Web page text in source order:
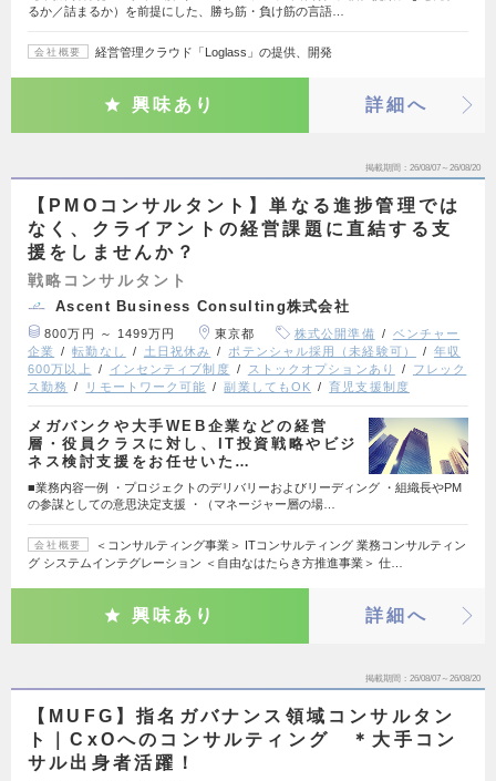
るか／詰まるか）を前提にした、勝ち筋・負け筋の言語…
会社概要 経営管理クラウド「Loglass」の提供、開発
興味あり 詳細へ
掲載期間 26/08/07～26/08/20
【PMOコンサルタント】単なる進捗管理では
なく、クライアントの経営課題に直結する支
援をしませんか？
戦略コンサルタント
Ascent Business Consulting株式会社
800万円 ～ 1499万円 東京都 株式公開準備
ベンチャー
企業
転勤なし 土日祝休み ポテンシャル採用（未経験可）
年収
600万以上
インセンティブ制度 ストックオプションあり
フレック
ス勤務
リモートワーク可能 副業してもOK 育児支援制度
メガバンクや大手WEB企業などの経営
層・役員クラスに対し、IT投資戦略やビジ
ネス検討支援をお任せいた…
■業務内容一例 ・プロジェクトのデリバリーおよびリーディング ・組織長やPM
の参謀としての意思決定支援 ・（マネージャー層の場…
会社概要
＜コンサルティング事業＞ ITコンサルティング 業務コンサルティン
グ システムインテグレーション ＜自由なはたらき方推進事業＞ 仕…
興味あり 詳細へ
掲載期間 26/08/07～26/08/20
【MUFG】指名ガバナンス領域コンサルタン
ト｜CxOへのコンサルティング ＊大手コン
サル出身者活躍！